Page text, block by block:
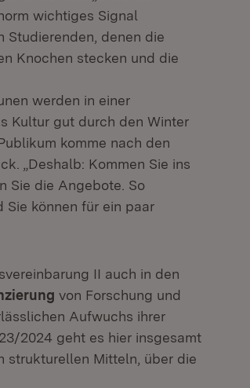
wichtiges Signal
Studierenden, denen die
Knochen stecken und die
werden in einer
Kultur gut durch den Winter
komme nach den
„Deshalb: Kommen Sie ins
Sie die Angebote. So
Sie können für ein paar
II auch in den
von Forschung und
Aufwuchs ihrer
2024 geht es hier insgesamt
strukturellen Mitteln, über die